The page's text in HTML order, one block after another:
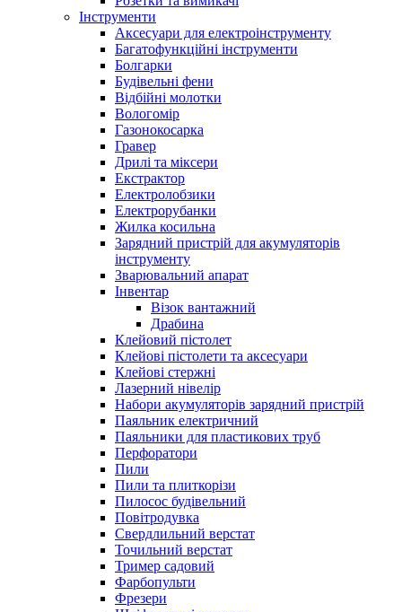
Інструменти
Аксесуари для електроінструменту
Багатофункційні інструменти
Болгарки
Будівельні фени
Відбійні молотки
Вологомір
Газонокосарка
Гравер
Дрилі та міксери
Екстрактор
Електролобзики
Електрорубанки
Жилка косильна
Зарядний пристрій для акумуляторів
інструменту
Зварювальний апарат
Інвентар
Візок вантажний
Драбина
Клейовий пістолет
Клейові пістолети та аксесуари
Клейові стержні
Лазерний нівелір
Набори акумуляторів зарядний пристрій
Паяльник електричний
Паяльники для пластикових труб
Перфоратори
Пили
Пили та плиткорізи
Пилосос будівельний
Повітродувка
Свердлильний верстат
Точильний верстат
Тример садовий
Фарбопульти
Фрезери